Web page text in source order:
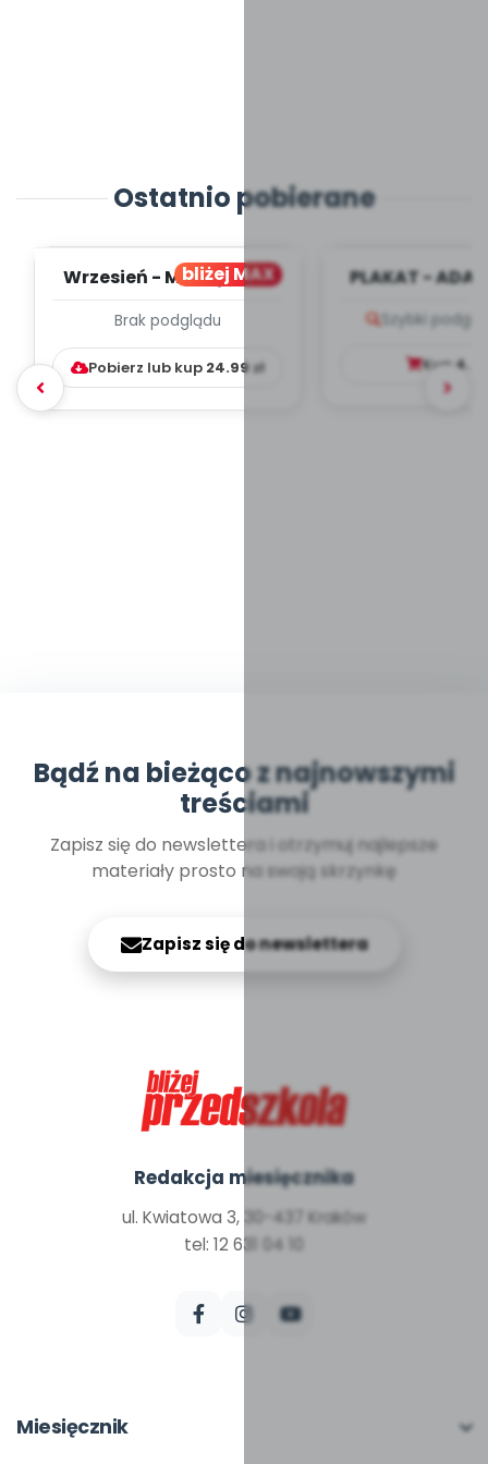
Ostatnio pobierane
bliżej MAX
Wrzesień - MIESIĘCZNY
WYCHOWAWCZO –
DYDAKTYC...
Brak podglądu
Pobierz lub kup 24.99zł
PLAKAT -
Szybki
Kup
Bądź na bieżąco z najnowszymi
treściami
Zapisz się do newslettera i otrzymuj najlepsze
materiały prosto na swoją skrzynkę
Zapisz się do newslettera
Redakcja miesięcznika
ul. Kwiatowa 3, 30-437 Kraków
tel: 12 631 04 10
Miesięcznik